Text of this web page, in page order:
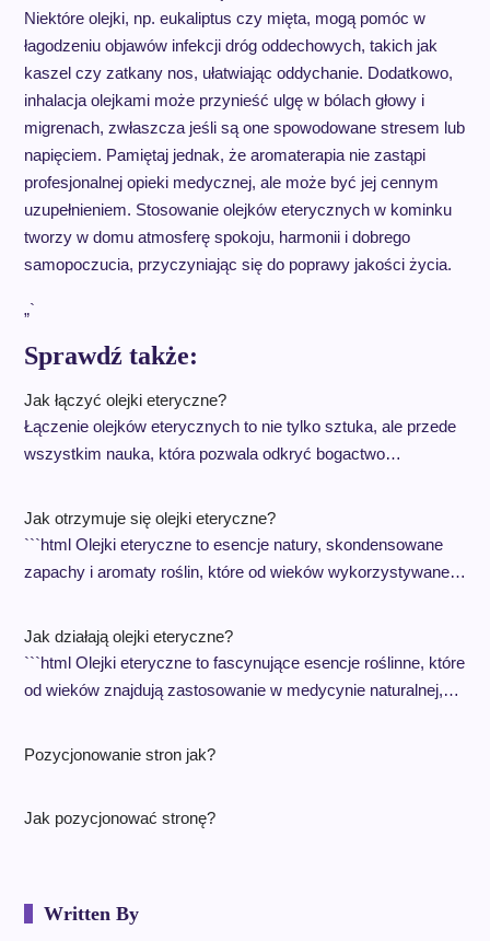
Niektóre olejki, np. eukaliptus czy mięta, mogą pomóc w
łagodzeniu objawów infekcji dróg oddechowych, takich jak
kaszel czy zatkany nos, ułatwiając oddychanie. Dodatkowo,
inhalacja olejkami może przynieść ulgę w bólach głowy i
migrenach, zwłaszcza jeśli są one spowodowane stresem lub
napięciem. Pamiętaj jednak, że aromaterapia nie zastąpi
profesjonalnej opieki medycznej, ale może być jej cennym
uzupełnieniem. Stosowanie olejków eterycznych w kominku
tworzy w domu atmosferę spokoju, harmonii i dobrego
samopoczucia, przyczyniając się do poprawy jakości życia.
„`
Sprawdź także:
Jak łączyć olejki eteryczne?
Łączenie olejków eterycznych to nie tylko sztuka, ale przede
wszystkim nauka, która pozwala odkryć bogactwo…
Jak otrzymuje się olejki eteryczne?
```html Olejki eteryczne to esencje natury, skondensowane
zapachy i aromaty roślin, które od wieków wykorzystywane…
Jak działają olejki eteryczne?
```html Olejki eteryczne to fascynujące esencje roślinne, które
od wieków znajdują zastosowanie w medycynie naturalnej,…
Pozycjonowanie stron jak?
Jak pozycjonować stronę?
Written By